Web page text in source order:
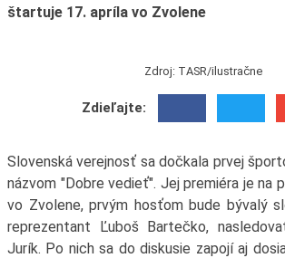
štartuje 17. apríla vo Zvolene
Zdroj: TASR/ilustračne
Zdieľajte:
Slovenská verejnosť sa dočkala prvej
názvom "Dobre vedieť". Jej premiéra je na
vo Zvolene, prvým hosťom bude bývalý
reprezentant Ľuboš Bartečko,
Jurík. Po nich sa do diskusie zapojí aj